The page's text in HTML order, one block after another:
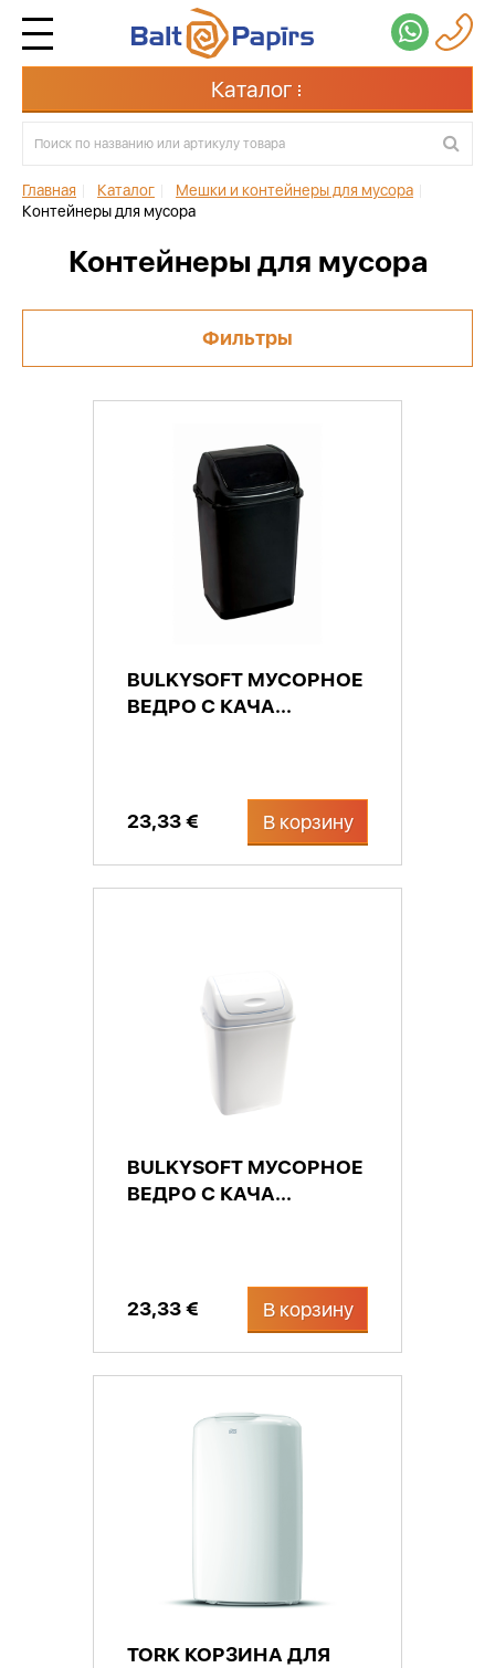
Каталог
Главная Каталог Мешки и контейнеры для мусора
Контейнеры для мусора
Контейнеры для мусора
Фильтры
BULKYSOFT МУСОРНОЕ
ВЕДРО С КАЧА...
23,33 € В корзину
BULKYSOFT МУСОРНОЕ
ВЕДРО С КАЧА...
23,33 € В корзину
TORK КОРЗИНА ДЛЯ